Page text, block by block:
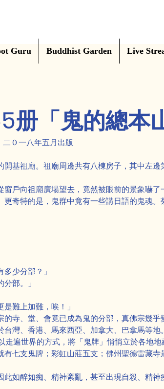
Guru Buddhist Garden Live
册「鬼的總本
０一八年五月出版
基祖廟。祖廟周邊共有八棟房子，其中左
戶向祖廟廣場望去，竟然被眼前的景象嚇
奇特的是，鬼群中竟有一些講日語的鬼魂。
少分部？」
部。」
難上加難，唉！」
寺、堂、會竟已成為鬼的分部，真佛宗幾
灣、香港、馬來西亞、加拿大、巴拿馬等
遍世界的方式，將「鬼牌」悄悄立於各地地
七支鬼牌；彩虹山莊五支；佛州聖德雷藏
如醉如痴、精神紊亂，甚至出現自殺、精神